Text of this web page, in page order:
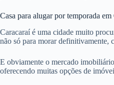
Casa para alugar por temporada em
Caracaraí é uma cidade muito
não só para morar definitivamente,
E obviamente o mercado
oferecendo muitas opções de